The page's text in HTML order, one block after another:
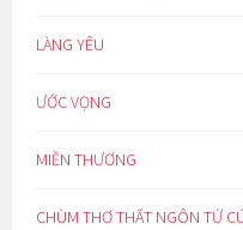
LÀNG YÊU
ƯỚC VỌNG
MIỀN THƯƠNG
CHÙM THƠ THẤT NGÔN TỨ